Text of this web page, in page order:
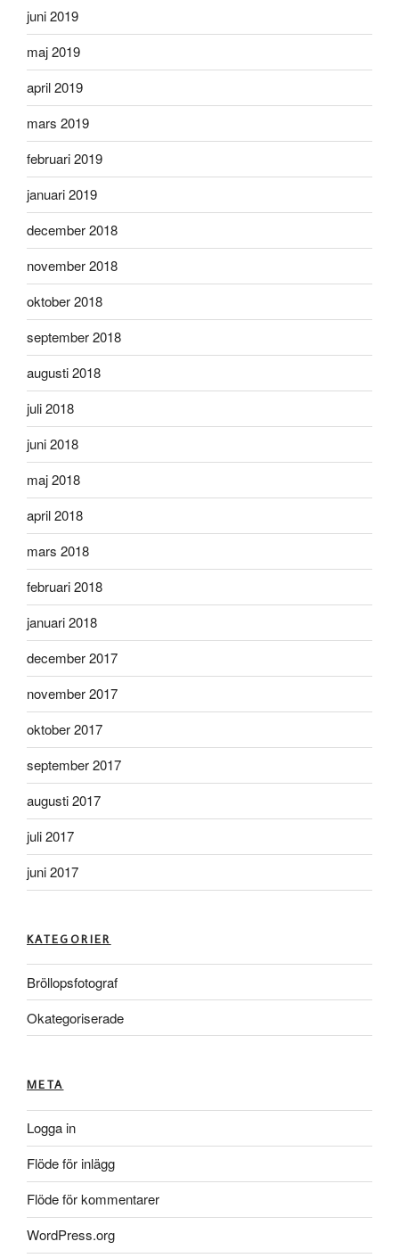
juni 2019
maj 2019
april 2019
mars 2019
februari 2019
januari 2019
december 2018
november 2018
oktober 2018
september 2018
augusti 2018
juli 2018
juni 2018
maj 2018
april 2018
mars 2018
februari 2018
januari 2018
december 2017
november 2017
oktober 2017
september 2017
augusti 2017
juli 2017
juni 2017
KATEGORIER
Bröllopsfotograf
Okategoriserade
META
Logga in
Flöde för inlägg
Flöde för kommentarer
WordPress.org